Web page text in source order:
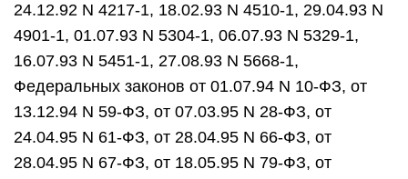
24.12.92 N 4217-1, 18.02.93 N 4510-1, 29.04.93 N
4901-1, 01.07.93 N 5304-1, 06.07.93 N 5329-1,
16.07.93 N 5451-1, 27.08.93 N 5668-1,
Федеральных законов от 01.07.94 N 10-ФЗ, от
13.12.94 N 59-ФЗ, от 07.03.95 N 28-ФЗ, от
24.04.95 N 61-ФЗ, от 28.04.95 N 66-ФЗ, от
28.04.95 N 67-ФЗ, от 18.05.95 N 79-ФЗ, от